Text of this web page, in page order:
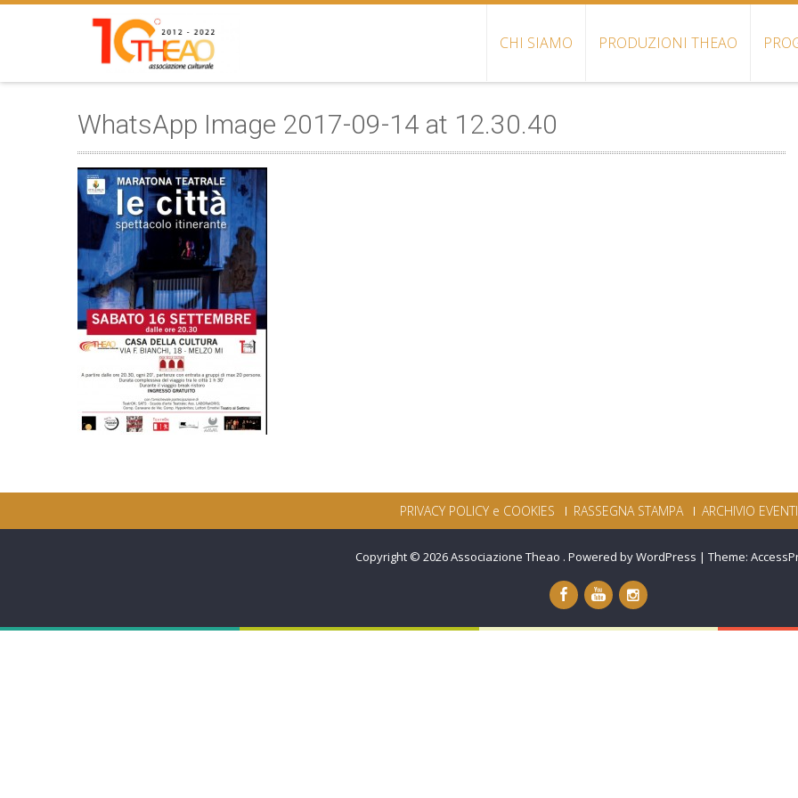
CHI SIAMO PRODUZIONI THEAO
WhatsApp Image 2017-09-14 at 12.30.40
PRIVACY POLICY e COOKIES RASSEGNA STAMPA ARCHIVIO EVENTI
Copyright © 2026Associazione Theao . Powered by WordPress | Theme: